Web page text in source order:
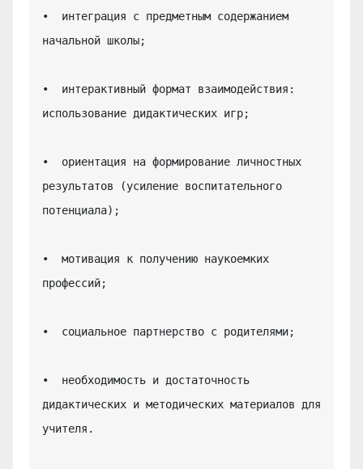
•  интеграция с предметным содержанием
начальной школы;
•  интерактивный формат взаимодействия:
использование дидактических игр;
•  ориентация на формирование личностных
результатов (усиление воспитательного
потенциала);
•  мотивация к получению наукоемких
профессий;
•  социальное партнерство с родителями;
•  необходимость и достаточность
дидактических и методических материалов для
учителя.